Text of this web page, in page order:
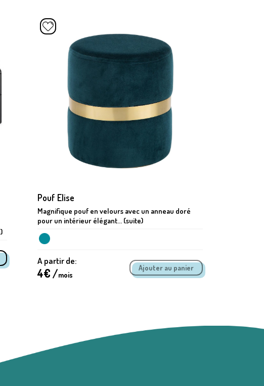
Pouf Elise
Magnifique pouf en velours avec un anneau doré
pour un intérieur élégant... (suite)
A partir de:
4€ /mois